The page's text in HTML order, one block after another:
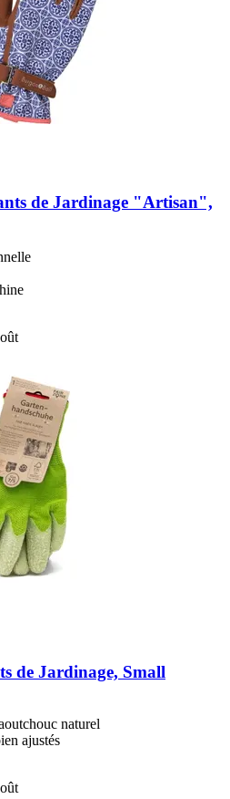
de Jardinage "Artisan",
de Jardinage, Small
naturel
ajustés